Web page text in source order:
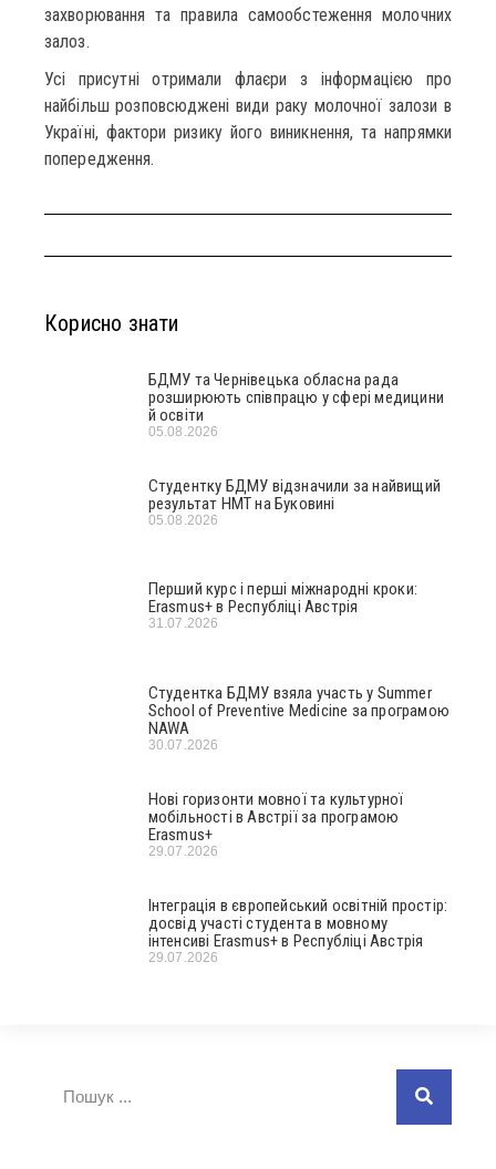
захворювання та правила самообстеження молочних
залоз.
Усі присутні отримали флаєри з інформацією про
найбільш розповсюджені види раку молочної залози в
Україні, фактори ризику його виникнення, та напрямки
попередження.
Корисно знати
БДМУ та Чернівецька обласна рада
розширюють співпрацю у сфері медицини
й освіти
05.08.2026
Студентку БДМУ відзначили за найвищий
результат НМТ на Буковині
05.08.2026
Перший курс і перші міжнародні кроки:
Erasmus+ в Республіці Австрія
31.07.2026
Студентка БДМУ взяла участь у Summer
School of Preventive Medicine за програмою
NAWA
30.07.2026
Нові горизонти мовної та культурної
мобільності в Австрії за програмою
Erasmus+
29.07.2026
Інтеграція в європейський освітній простір:
досвід участі студента в мовному
інтенсиві Erasmus+ в Республіці Австрія
29.07.2026